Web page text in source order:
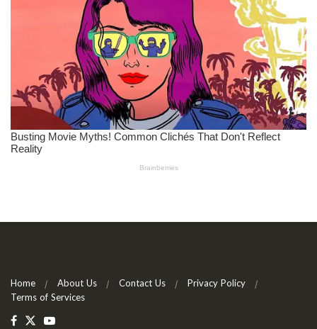
Home About Us Contact Us
Privacy Policy
Terms of Services